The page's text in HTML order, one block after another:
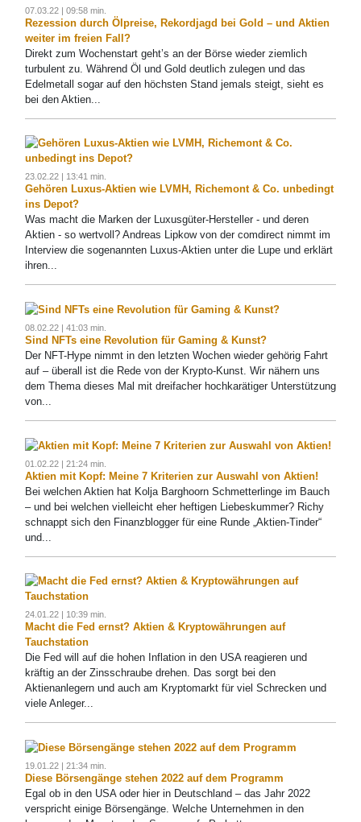
07.03.22 | 09:58 min.
Rezession durch Ölpreise, Rekordjagd bei Gold – und Aktien
weiter im freien Fall?
Direkt zum Wochenstart geht’s an der Börse wieder ziemlich
turbulent zu. Während Öl und Gold deutlich zulegen und das
Edelmetall sogar auf den höchsten Stand jemals steigt, sieht es
bei den Aktien...
23.02.22 | 13:41 min.
Gehören Luxus-Aktien wie LVMH, Richemont & Co. unbedingt
ins Depot?
Was macht die Marken der Luxusgüter-Hersteller - und deren
Aktien - so wertvoll? Andreas Lipkow von der comdirect nimmt im
Interview die sogenannten Luxus-Aktien unter die Lupe und erklärt
ihren...
08.02.22 | 41:03 min.
Sind NFTs eine Revolution für Gaming & Kunst?
Der NFT-Hype nimmt in den letzten Wochen wieder gehörig Fahrt
auf – überall ist die Rede von der Krypto-Kunst. Wir nähern uns
dem Thema dieses Mal mit dreifacher hochkarätiger Unterstützung
von...
01.02.22 | 21:24 min.
Aktien mit Kopf: Meine 7 Kriterien zur Auswahl von Aktien!
Bei welchen Aktien hat Kolja Barghoorn Schmetterlinge im Bauch
– und bei welchen vielleicht eher heftigen Liebeskummer? Richy
schnappt sich den Finanzblogger für eine Runde „Aktien-Tinder“
und...
24.01.22 | 10:39 min.
Macht die Fed ernst? Aktien & Kryptowährungen auf
Tauchstation
Die Fed will auf die hohen Inflation in den USA reagieren und
kräftig an der Zinsschraube drehen. Das sorgt bei den
Aktienanlegern und auch am Kryptomarkt für viel Schrecken und
viele Anleger...
19.01.22 | 21:34 min.
Diese Börsengänge stehen 2022 auf dem Programm
Egal ob in den USA oder hier in Deutschland – das Jahr 2022
verspricht einige Börsengänge. Welche Unternehmen in den